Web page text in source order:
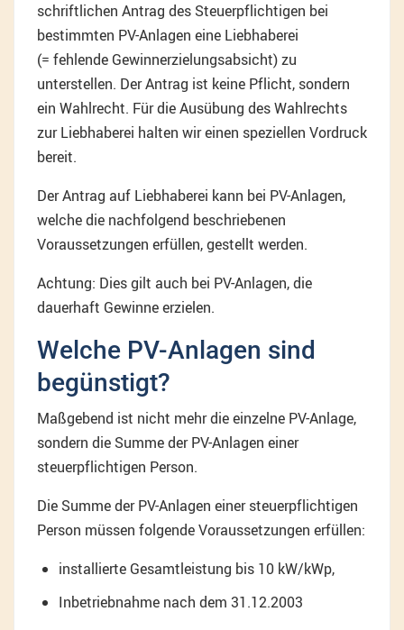
schriftlichen Antrag des Steuerpflichtigen bei
bestimmten PV-Anlagen eine Liebhaberei
(= fehlende Gewinnerzielungsabsicht) zu
unterstellen. Der Antrag ist keine Pflicht, sondern
ein Wahlrecht. Für die Ausübung des Wahlrechts
zur Liebhaberei halten wir einen speziellen Vordruck
bereit.
Der Antrag auf Liebhaberei kann bei PV-Anlagen,
welche die nachfolgend beschriebenen
Voraussetzungen erfüllen, gestellt werden.
Achtung: Dies gilt auch bei PV-Anlagen, die
dauerhaft Gewinne erzielen.
Welche PV-Anlagen sind
begünstigt?
Maßgebend ist nicht mehr die einzelne PV-Anlage,
sondern die Summe der PV-Anlagen einer
steuerpflichtigen Person.
Die Summe der PV-Anlagen einer steuerpflichtigen
Person müssen folgende Voraussetzungen erfüllen:
installierte Gesamtleistung bis 10 kW/kWp,
Inbetriebnahme nach dem 31.12.2003